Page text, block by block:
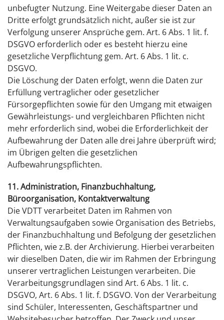
unbefugter Nutzung. Eine Weitergabe dieser Daten an
Dritte erfolgt grundsätzlich nicht, außer sie ist zur
Verfolgung unserer Ansprüche gem. Art. 6 Abs. 1 lit. f.
DSGVO erforderlich oder es besteht hierzu eine
gesetzliche Verpflichtung gem. Art. 6 Abs. 1 lit. c.
DSGVO.
Die Löschung der Daten erfolgt, wenn die Daten zur
Erfüllung vertraglicher oder gesetzlicher
Fürsorgepflichten sowie für den Umgang mit etwaigen
Gewährleistungs- und vergleichbaren Pflichten nicht
mehr erforderlich sind, wobei die Erforderlichkeit der
Aufbewahrung der Daten alle drei Jahre überprüft wird;
im Übrigen gelten die gesetzlichen
Aufbewahrungspflichten.
11. Administration, Finanzbuchhaltung,
Büroorganisation, Kontaktverwaltung
Die VDTT verarbeitet Daten im Rahmen von
Verwaltungsaufgaben sowie Organisation des Betriebs,
der Finanzbuchhaltung und Befolgung der gesetzlichen
Pflichten, wie z.B. der Archivierung. Hierbei verarbeiten
wir dieselben Daten, die wir im Rahmen der Erbringung
unserer vertraglichen Leistungen verarbeiten. Die
Verarbeitungsgrundlagen sind Art. 6 Abs. 1 lit. c.
DSGVO, Art. 6 Abs. 1 lit. f. DSGVO. Von der Verarbeitung
sind Schüler, Interessenten, Geschäftspartner und